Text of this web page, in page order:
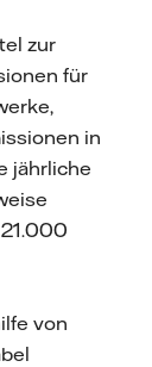
zur
für
in
jährliche
von